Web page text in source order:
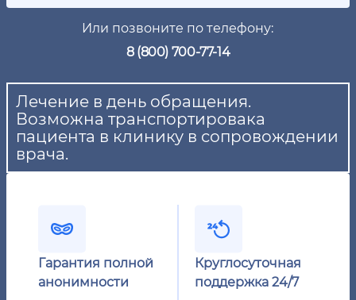
Или позвоните по телефону:
8 (800) 700-77-14
Лечение в день обращения.
Возможна транспортировака
пациента в клинику в сопровождении
врача.
Гарантия полной
анонимности
Круглосуточная
поддержка 24/7